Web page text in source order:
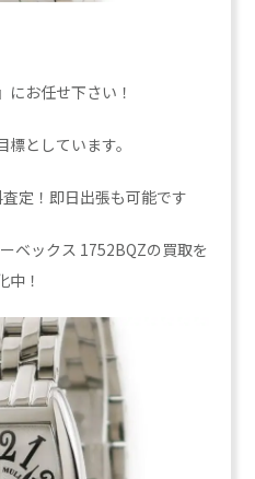
お任せ下さい！
としています。
査定！即日出張も可能です
ベックス 1752BQZの買取を
中！